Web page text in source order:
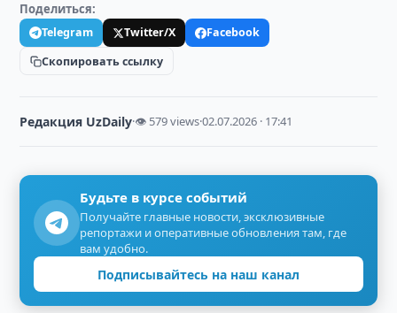
Поделиться:
Telegram Twitter/X
Facebook
Скопировать ссылку
Редакция UzDaily·👁 579 views·02.07.2026 · 17:41
Будьте в курсе событий
Получайте главные новости, эксклюзивные
репортажи и оперативные обновления там, где
вам удобно.
Подписывайтесь на наш канал